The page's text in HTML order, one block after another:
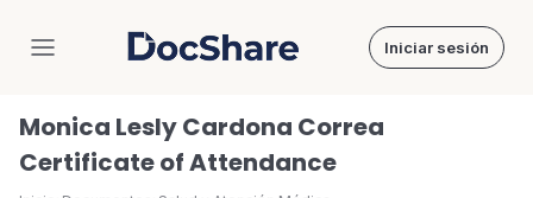
DocShare Iniciar sesión
Monica Lesly Cardona Correa
Certificate of Attendance